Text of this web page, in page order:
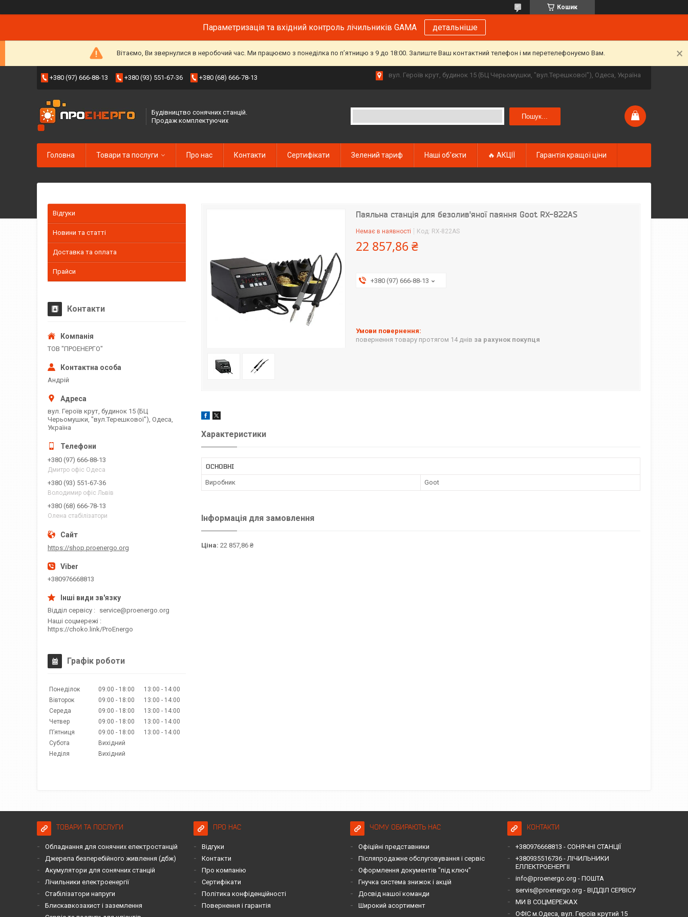
Кошик
Параметризація та вхідний контроль лічильників GAMA детальніше
Вітаємо, Ви звернулися в неробочий час. Ми працюємо з понеділка по пʼятницю з 9 до 18:00. Залиште Ваш контактний телефон і ми перетелефонуємо Вам.
+380 (97) 666-88-13 +380 (93) 551-67-36 +380 (68) 666-78-13 вул. Героїв крут, будинок 15 (БЦ Черьомушки, "вул.Терешкової"), Одеса, Україна
Будівництво сонячних станцій.
Продаж комплектуючих
Пошук...
Головна Товари та послуги Про нас Контакти Сертифікати Зелений тариф Наші об'єкти 🔥 АКЦІЇ Гарантія кращої ціни
Паяльна станція для безолив'яної паяння Goot RX-822AS
Немає в наявності Код: RX-822AS
22 857,86 ₴
+380 (97) 666-88-13
повернення товару протягом 14 днів за рахунок покупця
Характеристики
ОСНОВНІ
Виробник Goot
Інформація для замовлення
Ціна: 22 857,86 ₴
Відгуки
Новини та статті
Доставка та оплата
Прайси
Контакти
ТОВ "ПРОЕНЕРГО"
Андрій
вул. Героїв крут, будинок 15 (БЦ
Черьомушки, "вул.Терешкової"), Одеса,
Україна
+380 (97) 666-88-13
Дмитро офіс Одеса
+380 (93) 551-67-36
Володимир офіс Львів
+380 (68) 666-78-13
Олена стабілізатори
https://shop.proenergo.org
+380976668813
Відділ сервісу
service@proenergo.org
Наші соцмережі
https://choko.link/ProEnergo
Графік роботи
Понеділок 09:00 18:00 13:00
14:00
Вівторок
09:00 18:00 13:00
14:00
Середа
09:00 18:00 13:00
14:00
Четвер
09:00 18:00 13:00
14:00
Пʼятниця
09:00 18:00 13:00
14:00
Субота
Вихідний
Неділя
Вихідний
ТОВАРИ ТА ПОСЛУГИ
Обладнання для сонячних електростанцій
Джерела безперебійного живлення (дбж)
Акумулятори для сонячних станцій
Лічильники електроенергії
Стабілізатори напруги
Блискавкозахист і заземлення
ПРО НАС
Відгуки
Контакти
Про компанію
Сертифікати
Політика конфіденційності
Повернення і гарантія
ЧОМУ ОБИРАЮТЬ НАС
Офіційні представники
Післяпродажне обслуговування і сервіс
Оформлення документів "під ключ"
Гнучка система знижок і акцій
Досвід нашої команди
Широкий асортимент
КОНТАКТИ
+380976668813 - СОНЯЧНІ СТАНЦІЇ
+380935516736 - ЛІЧИЛЬНИКИ
ЕЛЛЕКТРОЕНЕРГІІ
info@proenergo.org - ПОШТА
servis@proenergo.org - ВІДДІЛ СЕРВІСУ
МИ В СОЦМЕРЕЖАХ
ОФІС м.Одеса, вул. Героїв крутий 15